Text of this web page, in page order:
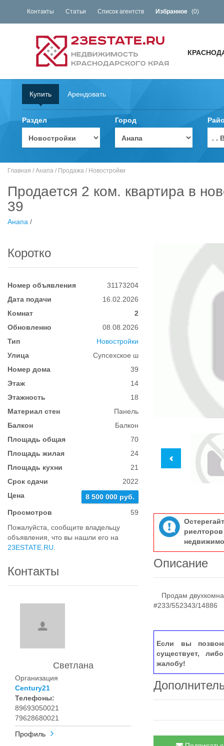
Контакты Статьи Список агентств Избранное (0)
Купить Арендовать
Раздел Город
. .
Главная / Анапа / Продажа / Новостройки
Продается 2 ком. квартира в
39
Анапа /
Коротко
Номер объявления
31173204
Дата подачи
16.02.2026
Комнат
2
Обновленно
08.08.2026
Тип
Новостройки
Улица
Супсехское ш
Номер дома
39
Этаж
14
Этажность
18
Материал стен
Панель
Балкон
Балкон
Площадь общая
70
Площадь жилая
24
Площадь кухни
21
Срок сдачи
2022
Цена
8 500 000 руб.
Просмотров
59
Пожалуйста, сообщите владельцу
объявления, что вы нашли его на
23ESTATE.RU
Контакты
Светлана
Организация
Century21
Телефоны:
89693050021
79628680021
Профиль
Описание
Продам
#233/552343/14886
Если вы
существует,
жалобу!